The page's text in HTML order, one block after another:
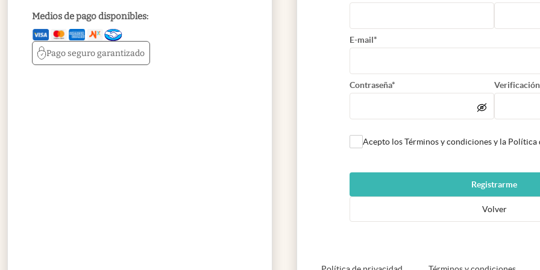
Medios de pago disponibles:
Pago segurogarantizado
E-mail*
Contraseña*
Acepto los Términos y condiciones y la
Registrarme
Volver